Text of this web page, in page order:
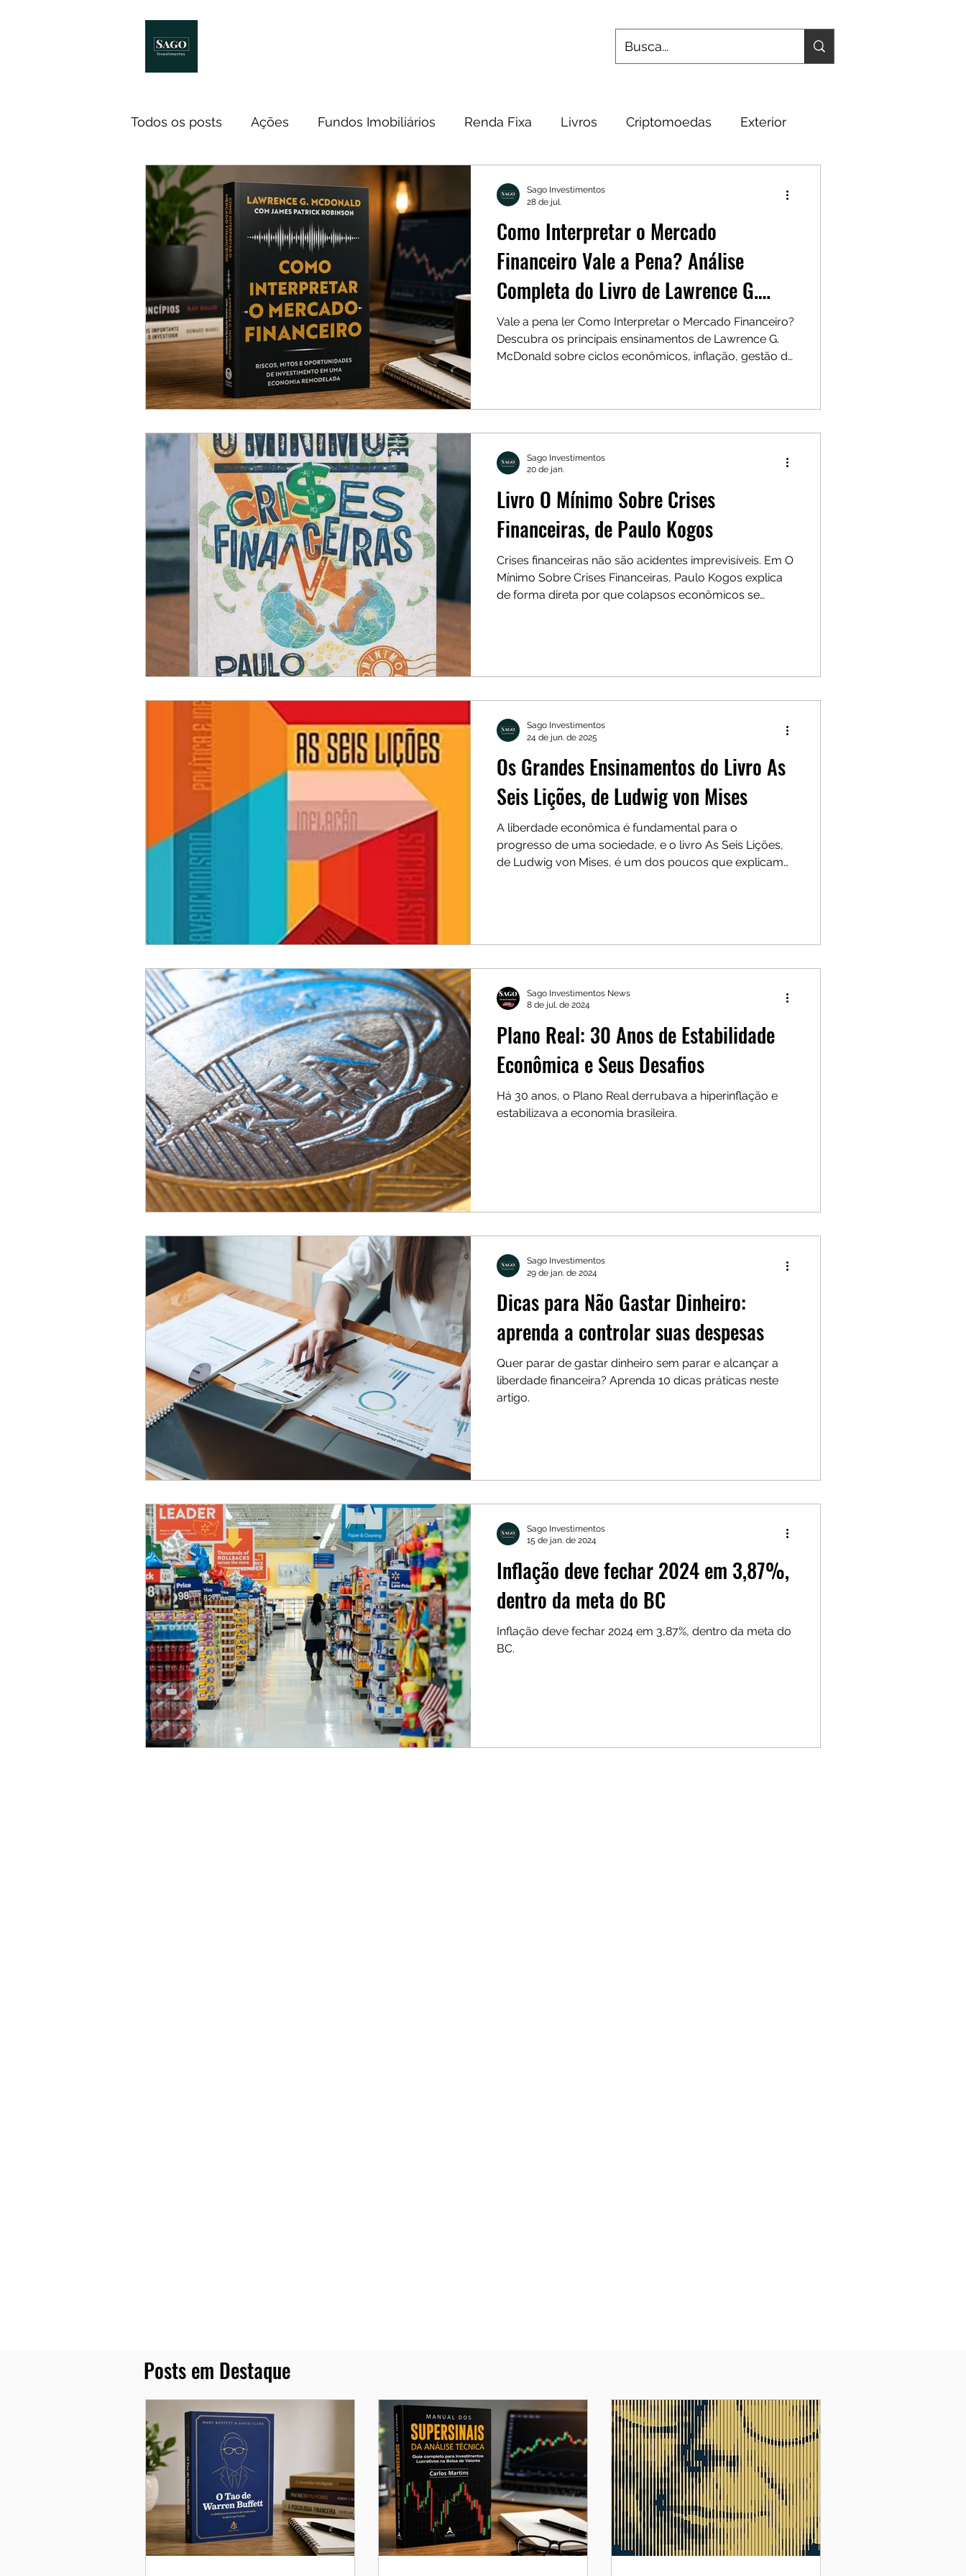
Todos os posts Ações Fundos Imobiliários Renda Fixa Livros Criptomoedas Exterior
Notícias ETF Metais Preciosos
Investidores Cursos Frases Carteira Bitcoin
Como Interpretar o Mercado
Financeiro Vale a Pena? Análise
Completa do Livro de Lawrence G.
McDonald
Vale a pena ler Como Interpretar o Mercado Financeiro?
Descubra os principais ensinamentos de Lawrence G.
McDonald sobre ciclos econômicos, inflação, gestão de
Sago Investimentos
28 de jul.
Livro O Mínimo Sobre Crises
Financeiras, de Paulo Kogos
Crises financeiras não são acidentes imprevisíveis. Em O
Mínimo Sobre Crises Financeiras, Paulo Kogos explica
de forma direta por que colapsos econômicos se
das crises e proteger melhor suas decisões financeiras.
Sago Investimentos
20 de jan.
Os Grandes Ensinamentos do Livro As
Seis Lições, de Ludwig von Mises
A liberdade econômica é fundamental para o
progresso de uma sociedade, e o livro As Seis Lições,
de Ludwig von Mises, é um dos poucos que explicam
Sago Investimentos
24 de jun. de 2025
Plano Real: 30 Anos de Estabilidade
Econômica e Seus Desafios
Há 30 anos, o Plano Real derrubava a hiperinflação e
estabilizava a economia brasileira.
Sago Investimentos News
8 de jul. de 2024
Dicas para Não Gastar Dinheiro:
aprenda a controlar suas despesas
Quer parar de gastar dinheiro sem parar e alcançar a
liberdade financeira? Aprenda 10 dicas práticas neste
artigo.
Sago Investimentos
29 de jan. de 2024
Inflação deve fechar 2024 em 3,87%,
dentro da meta do BC
Inflação deve fechar 2024 em 3,87%, dentro da meta do
BC.
Sago Investimentos
15 de jan. de 2024
Posts em Destaque